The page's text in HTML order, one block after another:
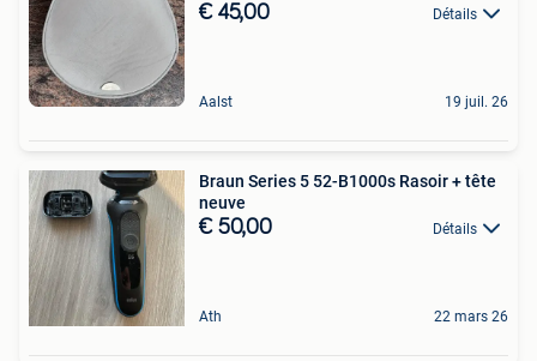
€ 45,00 Détails
Aalst 19 juil. 26
Braun Series 5 52-B1000s Rasoir + tête
neuve
€ 50,00 Détails
Ath 22 mars 26